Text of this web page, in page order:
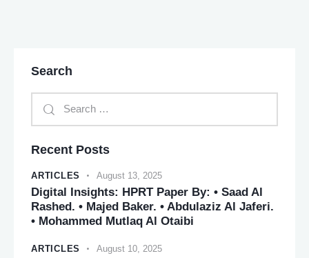
Search
Recent Posts
ARTICLES August 13, 2025
Digital Insights: HPRT Paper By: • Saad Al
Rashed. • Majed Baker. • Abdulaziz Al Jaferi.
• Mohammed Mutlaq Al Otaibi
ARTICLES August 10, 2025